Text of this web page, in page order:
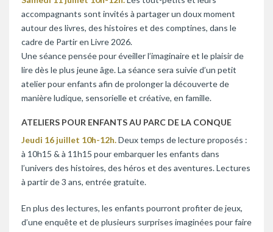
accompagnants sont invités à partager un doux moment
autour des livres, des histoires et des comptines, dans le
cadre de Partir en Livre 2026.
Une séance pensée pour éveiller l’imaginaire et le plaisir de
lire dès le plus jeune âge. La séance sera suivie d’un petit
atelier pour enfants afin de prolonger la découverte de
manière ludique, sensorielle et créative, en famille.
ATELIERS POUR ENFANTS AU PARC DE LA CONQUE
Jeudi 16 juillet 10h-12h.Deux temps de lecture proposés :
à 10h15 & à 11h15 pour embarquer les enfants dans
l’univers des histoires, des héros et des aventures. Lectures
à partir de 3 ans, entrée gratuite.
En plus des lectures, les enfants pourront profiter de jeux,
d’une enquête et de plusieurs surprises imaginées pour faire